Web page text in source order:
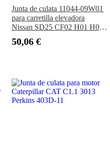
Junta de culata 11044-09W01
para carretilla elevadora
Nissan SD25 CF02 H01 H02
50,06 €